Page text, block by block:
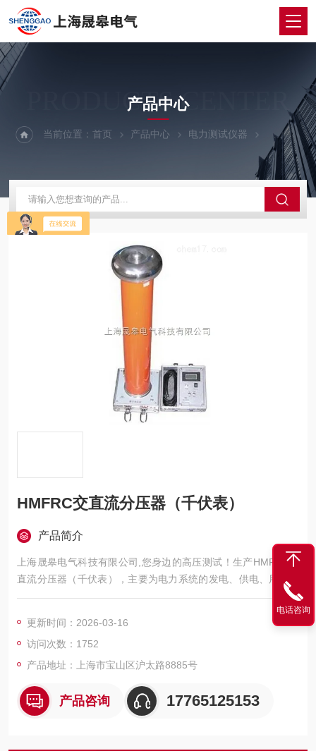
PRODUCTS CENTER
产品中心
当前位置：首页 产品中心 电力测试仪器 交直流分
HMFRC交直流分压器（千伏表）
产品简介
上海晟皋电气科技有限公司,您身边的高压测试！生产HMFRC交
直流分压器（千伏表），主要为电力系统的发电、供电、用电部
门，科研机构与电力设备相关的生产企业，提供的高压试验设备
更新时间：2026-03-16
访问次数：1752
产品地址：上海市宝山区沪太路8885号
产品咨询 17765125153
电话咨询